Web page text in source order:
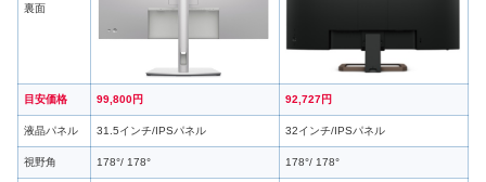
裏面
目安価格 99,800円 92,727円
液晶パネル 31.5インチ/IPSパネル 32インチ/IPSパネル
視野角 178°/ 178° 178°/ 178°